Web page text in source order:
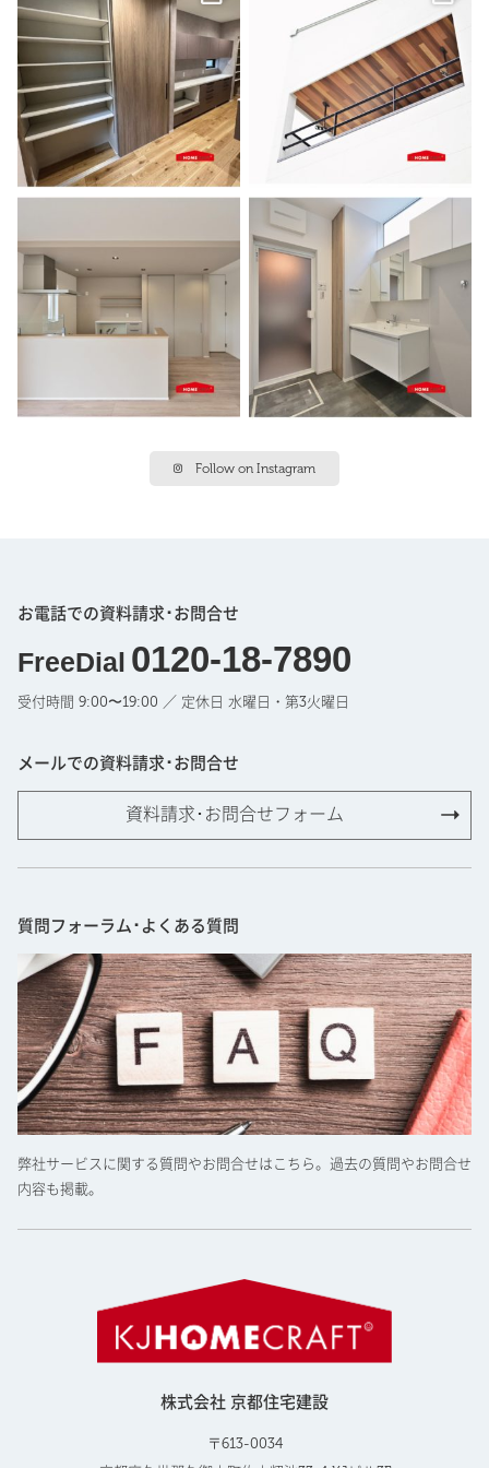
Follow on Instagram
お電話での資料請求･お問合せ
FreeDial 0120-18-7890
受付時間 9:00〜19:00 ／ 定休日 水曜日・第3火曜日
メールでの資料請求･お問合せ
資料請求･お問合せフォーム
質問フォーラム･よくある質問
弊社サービスに関する質問やお問合せはこちら。過去の質問やお問合せ
内容も掲載。
株式会社 京都住宅建設
〒613-0034